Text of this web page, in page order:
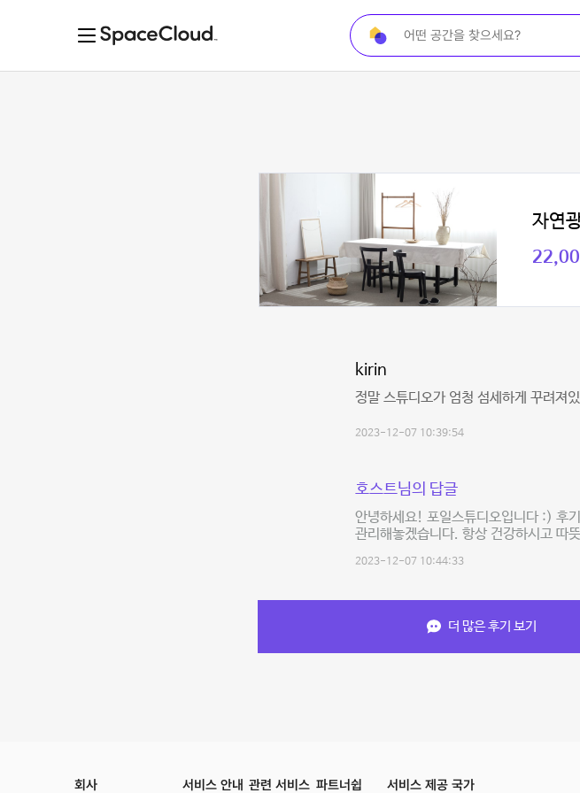
자연
kirin
정말 스튜디오가 엄청 섬세하게 꾸려져
2023-12-07 10:39:54
호스트님의 답글
안녕하세요! 포일스튜디오입니다 :) 후
관리해놓겠습니다. 항상 건강하시고 따
2023-12-07 10:44:33
더 많은 후기 보기
회사 서비스 안내 관련 서비스 파트너쉽 서비스 제공 국가